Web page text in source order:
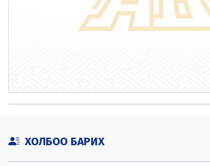
ХОЛБОО БАРИХ